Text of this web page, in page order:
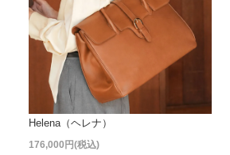
Helena（ヘレナ）
176,000円(税込)